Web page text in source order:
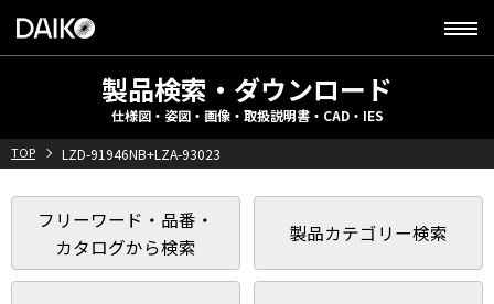
製品検索・ダウンロード
仕様図・姿図・画像・取扱説明書・CAD・IES
TOP LZD-91946NB+LZA-93023
フリーワード・品番・
カタログから検索
製品カテゴリー検索